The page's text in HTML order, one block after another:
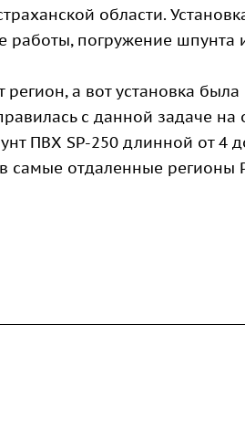
области.
работы, погружение
регион, а вот установка
с данной задаче
ПВХ SP-250 длинной от 4
отдаленные регионы